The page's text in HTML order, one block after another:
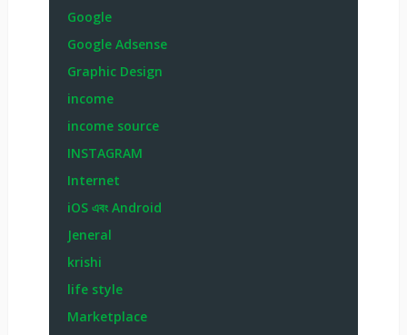
Google
Google Adsense
Graphic Design
income
income source
INSTAGRAM
Internet
iOS এবং Android
Jeneral
krishi
life style
Marketplace